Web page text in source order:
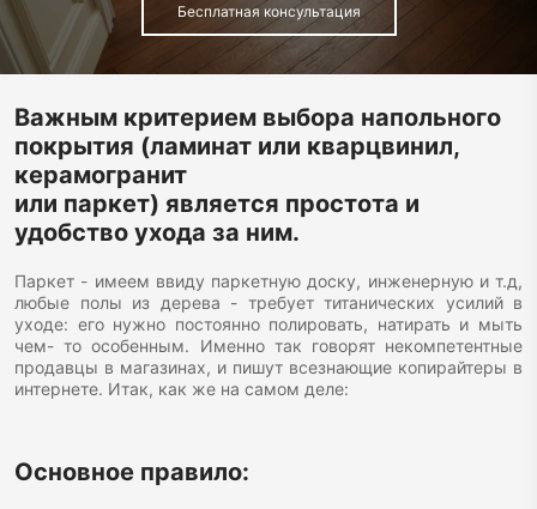
Бесплатная консультация
Важным критерием выбора напольного
покрытия (ламинат или кварцвинил,
керамогранит
или паркет) является простота и
удобство ухода за ним.
Паркет - имеем ввиду паркетную доску, инженерную и т.д,
любые полы из дерева - требует титанических усилий в
уходе: его нужно постоянно полировать, натирать и мыть
чем- то особенным. Именно так говорят некомпетентные
продавцы в магазинах, и пишут всезнающие копирайтеры в
интернете. Итак, как же на самом деле:
Основное правило: